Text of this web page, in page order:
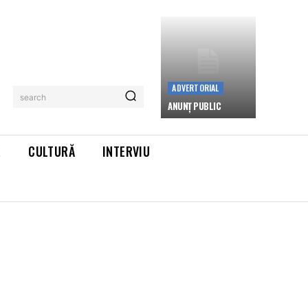
search
ADVERTORIAL
ANUNȚ PUBLIC
CULTURĂ
INTERVIU